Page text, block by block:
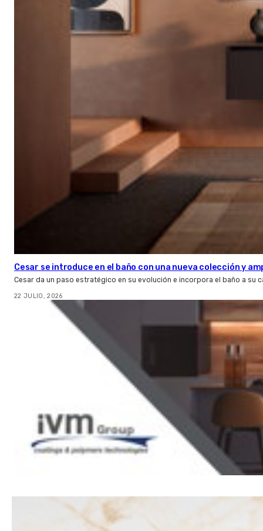
Cesar se introduce en el baño con una nueva colección y
Cesar da un paso estratégico en su evolución e incorpora el baño a su
22 JULIO, 2026